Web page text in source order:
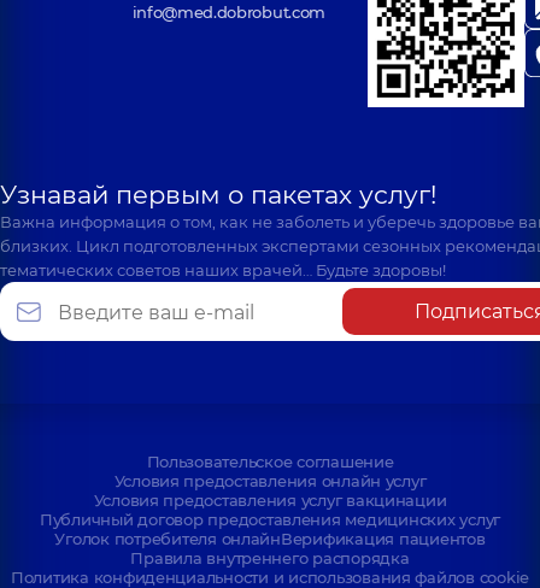
info@med.dobrobut.com
Узнавай первым о пакетах услуг!
Важна информация о том, как не заболеть и уберечь здоровье
близких. Цикл подготовленных экспертами сезонных
тематических советов наших врачей… Будьте здоровы!
Пользовательское соглашение
Условия предоставления онлайн услуг
Условия предоставления услуг вакцинации
Публичный договор предоставления медицинских услуг
Уголок потребителя онлайнВерификация пациентов
Правила внутреннего распорядка
Политика конфиденциальности и использования файлов cookie